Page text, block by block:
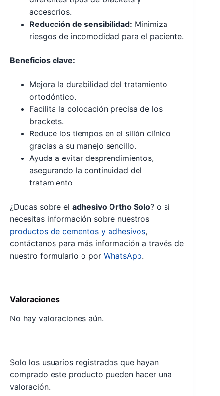
accesorios.
Reducción de sensibilidad: Minimiza
riesgos de incomodidad para el paciente.
Beneficios clave:
Mejora la durabilidad del tratamiento
ortodóntico.
Facilita la colocación precisa de los
brackets.
Reduce los tiempos en el sillón clínico
gracias a su manejo sencillo.
Ayuda a evitar desprendimientos,
asegurando la continuidad del
tratamiento.
¿Dudas sobre el adhesivo Ortho Solo? o si
necesitas información sobre nuestros
productos de cementos y adhesivos,
contáctanos para más información a través de
nuestro formulario o por WhatsApp.
Valoraciones
No hay valoraciones aún.
Solo los usuarios registrados que hayan
comprado este producto pueden hacer una
valoración.